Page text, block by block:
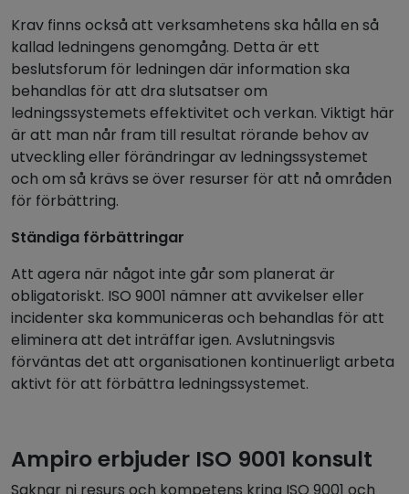
Krav finns också att verksamhetens ska hålla en så
kallad ledningens genomgång. Detta är ett
beslutsforum för ledningen där information ska
behandlas för att dra slutsatser om
ledningssystemets effektivitet och verkan. Viktigt här
är att man når fram till resultat rörande behov av
utveckling eller förändringar av ledningssystemet
och om så krävs se över resurser för att nå områden
för förbättring.
Ständiga förbättringar
Att agera när något inte går som planerat är
obligatoriskt. ISO 9001 nämner att avvikelser eller
incidenter ska kommuniceras och behandlas för att
eliminera att det inträffar igen. Avslutningsvis
förväntas det att organisationen kontinuerligt arbeta
aktivt för att förbättra ledningssystemet.
Ampiro erbjuder ISO 9001 konsult
Saknar ni resurs och kompetens kring ISO 9001 och